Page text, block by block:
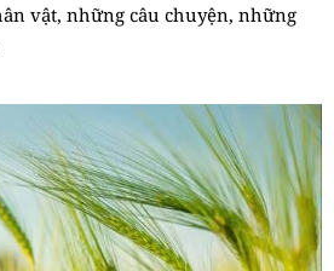
vật, những câu chuyện, những